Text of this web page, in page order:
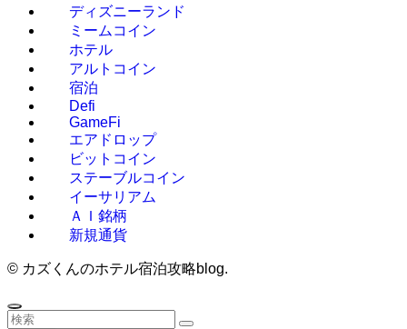
ディズニーランド
ミームコイン
ホテル
アルトコイン
宿泊
Defi
GameFi
エアドロップ
ビットコイン
ステーブルコイン
イーサリアム
ＡＩ銘柄
新規通貨
© カズくんのホテル宿泊攻略blog.